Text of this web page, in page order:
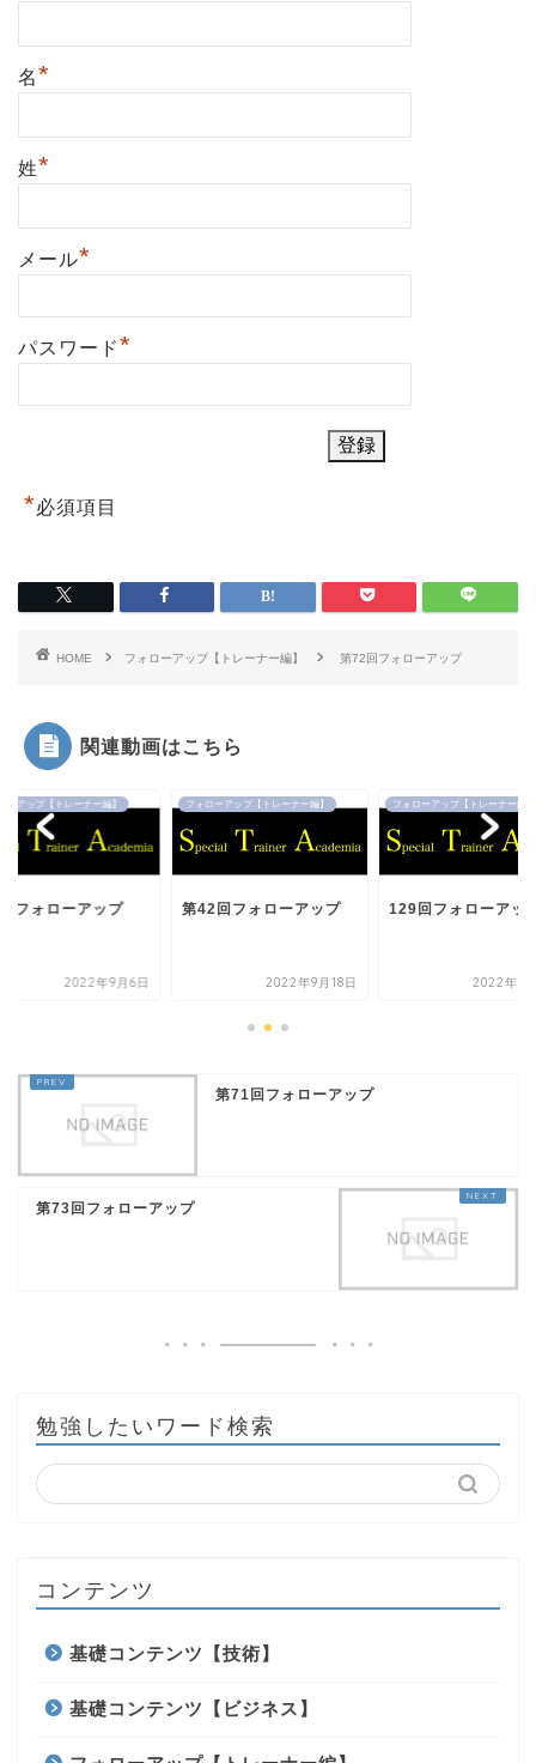
名*
姓*
メール*
パスワード*
*必須項目
HOME フォローアップ【トレーナー編】 第72回フォローアップ
関連動画はこちら
ーアップ【トレーナー編】
フォローアップ
2022年9月6日
フォローアップ【トレーナー編】
第42回フォローアップ
2022年9月18日
フォローアップ【トレーナー編】
129回フォローアッ
2022年9
第71回フォローアップ
第73回フォローアップ
勉強したいワード検索
コンテンツ
基礎コンテンツ【技術】
基礎コンテンツ【ビジネス】